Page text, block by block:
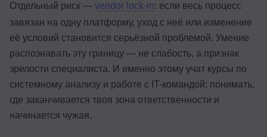
Отдельный риск — vendor lock-in: если весь процесс
завязан на одну платформу, уход с неё или изменение
её условий становится серьёзной проблемой. Умение
распознавать эту границу — не слабость, а признак
зрелости специалиста. И именно этому учат курсы по
системному анализу и работе с IT-командой: понимать,
где заканчивается твоя зона ответственности и
начинается чужая.